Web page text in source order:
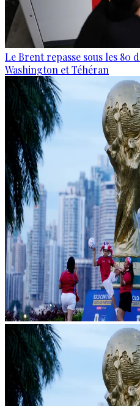
Le Brent repasse sous les 80
Washington et Téhéran